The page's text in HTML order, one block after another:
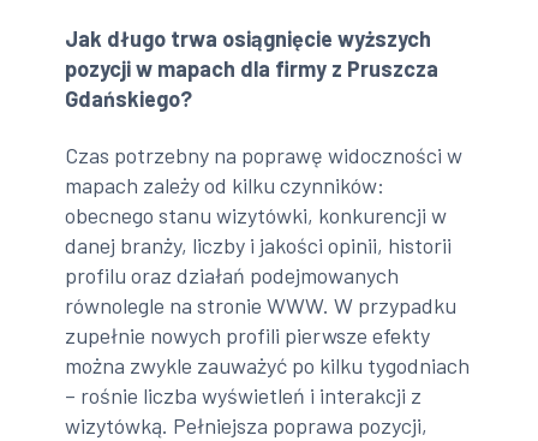
Jak długo trwa osiągnięcie wyższych
pozycji w mapach dla firmy z Pruszcza
Gdańskiego?
Czas potrzebny na poprawę widoczności w
mapach zależy od kilku czynników:
obecnego stanu wizytówki, konkurencji w
danej branży, liczby i jakości opinii, historii
profilu oraz działań podejmowanych
równolegle na stronie WWW. W przypadku
zupełnie nowych profili pierwsze efekty
można zwykle zauważyć po kilku tygodniach
– rośnie liczba wyświetleń i interakcji z
wizytówką. Pełniejsza poprawa pozycji,